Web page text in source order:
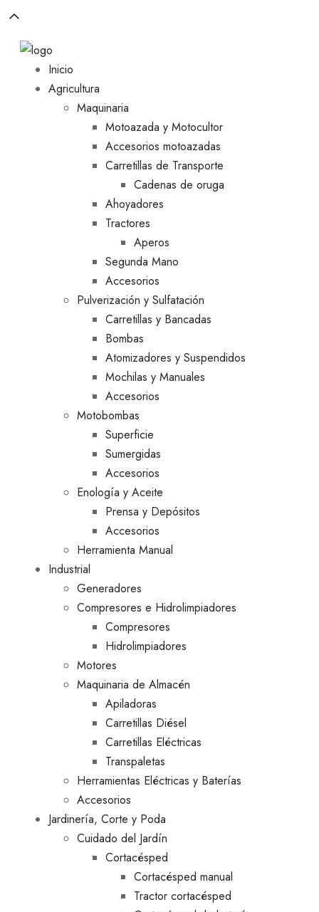
Inicio
Agricultura
Maquinaria
Motoazada y Motocultor
Accesorios motoazadas
Carretillas de Transporte
Cadenas de oruga
Ahoyadores
Tractores
Aperos
Segunda Mano
Accesorios
Pulverización y Sulfatación
Carretillas y Bancadas
Bombas
Atomizadores y Suspendidos
Mochilas y Manuales
Accesorios
Motobombas
Superficie
Sumergidas
Accesorios
Enología y Aceite
Prensa y Depósitos
Accesorios
Herramienta Manual
Industrial
Generadores
Compresores e Hidrolimpiadores
Compresores
Hidrolimpiadores
Motores
Maquinaria de Almacén
Apiladoras
Carretillas Diésel
Carretillas Eléctricas
Transpaletas
Herramientas Eléctricas y Baterías
Accesorios
Jardinería, Corte y Poda
Cuidado del Jardín
Cortacésped
Cortacésped manual
Tractor cortacésped